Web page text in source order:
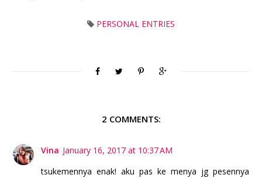
PERSONAL ENTRIES
2 COMMENTS:
Vina January 16, 2017 at 10:37 AM
tsukemennya enak! aku pas ke menya jg pesennya